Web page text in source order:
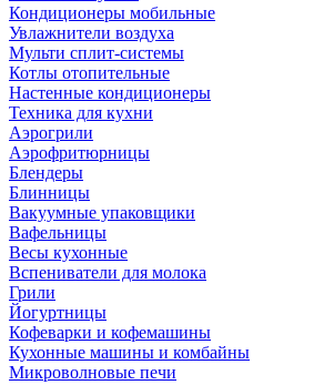
Кондиционеры мобильные
Увлажнители воздуха
Мульти сплит-системы
Котлы отопительные
Настенные кондиционеры
Техника для кухни
Аэрогрили
Аэрофритюрницы
Блендеры
Блинницы
Вакуумные упаковщики
Вафельницы
Весы кухонные
Вспениватели для молока
Грили
Йогуртницы
Кофеварки и кофемашины
Кухонные машины и комбайны
Микроволновые печи